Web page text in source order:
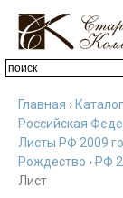
Главная › Каталог
Российская
Листы РФ 2009
Рождество › РФ
Лист